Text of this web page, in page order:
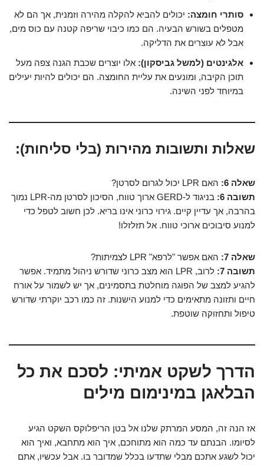
סותרי חומצה: יכולים להביא להקלה מהירה וזמנית, אך הם לא
מטפלים בשורש הבעיה. הם כמו כיבוי שריפה קטנה עם כוס מים,
אבל לא עוצרים את הדליקה.
אלגינטים (למשל גביסקון): אלו יוצרים שכבת הגנה צפה מעל
תוכן הקיבה, ומונעים את עליית החומצה. הם יכולים להיות יעילים
במיוחד לפני השינה.
שאלות ותשובות מהירות (בלי סליחות):
שאלה 6:
האם LPR יכול לגרום לסרטן?
תשובה 6:
בניגוד ל-GERD ארוך טווח, הסיכון לסרטן מה-LPR נמוך
בהרבה, אך עדיין קיים. גירוי כרוני אינו בריא. לכן חשוב לטפל כדי
למנוע סיבוכים ארוכי טווח. אל תזלזלו!
שאלה 7:
האם אפשר "לרפא" LPR לצמיתות?
תשובה 7:
לרוב, LPR הוא מצב כרוני שדורש ניהול מתמיד. אפשר
להגיע למצב של הפוגה מוחלטת בתסמינים, אך יש לשמור על אורח
חיים ותזונה מתאימים כדי למנוע הישנות. זה כמו רכב יוקרתי שדורש
טיפול ותחזוקה שוטפת.
הדרך לשקט אמיתי: לסכם את כל
הבלאגן במינימום מילים
אז הנה זה, המסע המרתק שלנו אל בטן הריפלוקס השקט הגיע
לסיומו. הבנתם עד כמה הוא מתוחכם, איך הוא מתחבא, ואיך הוא
יכול לשגע אתכם מבלי שתדעו בכלל שמדובר בו. אבל עכשיו, אתם